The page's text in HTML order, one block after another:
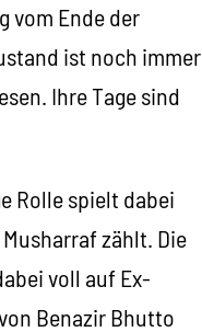
vom Ende der
ist noch immer
Ihre Tage sind
Rolle spielt dabei
zählt. Die
voll auf Ex-
Benazir Bhutto